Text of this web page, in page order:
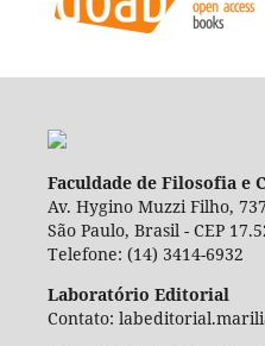
Faculdade de Filosofia e
Av. Hygino Muzzi Filho,
São Paulo, Brasil - CEP
Telefone: (14) 3414-6932
Laboratório Editorial
Contato: